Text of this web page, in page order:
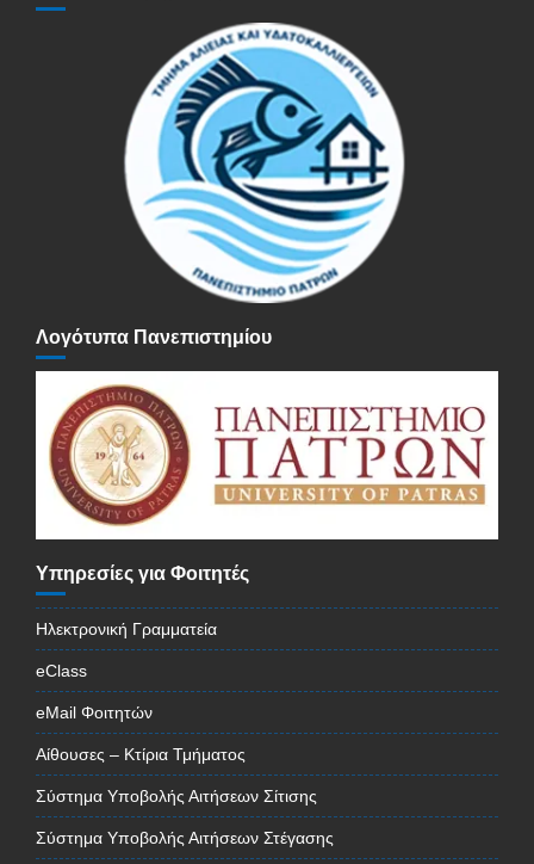
Λογότυπα Πανεπιστημίου
Υπηρεσίες για Φοιτητές
Ηλεκτρονική Γραμματεία
eClass
eMail Φοιτητών
Αίθουσες – Κτίρια Τμήματος
Σύστημα Υποβολής Αιτήσεων Σίτισης
Σύστημα Υποβολής Αιτήσεων Στέγασης